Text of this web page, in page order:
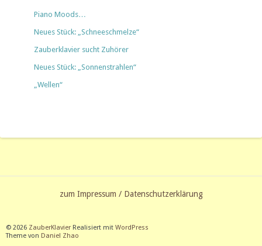
Piano Moods…
Neues Stück: „Schneeschmelze“
Zauberklavier sucht Zuhörer
Neues Stück: „Sonnenstrahlen“
„Wellen“
zum Impressum / Datenschutzerklärung
© 2026 ZauberKlavierRealisiert mit WordPress
Theme von Daniel Zhao